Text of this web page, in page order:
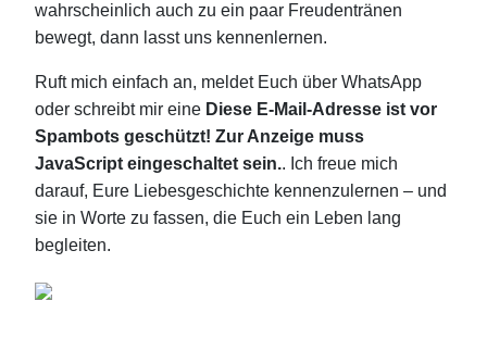
wahrscheinlich auch zu ein paar Freudentränen
bewegt, dann lasst uns kennenlernen.
Ruft mich einfach an, meldet Euch über WhatsApp
oder schreibt mir eine Diese E-Mail-Adresse ist vor
Spambots geschützt! Zur Anzeige muss
JavaScript eingeschaltet sein.. Ich freue mich
darauf, Eure Liebesgeschichte kennenzulernen – und
sie in Worte zu fassen, die Euch ein Leben lang
begleiten.